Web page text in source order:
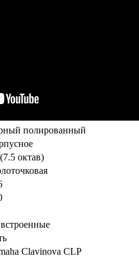
полированный
октав)
Clavinova CLP